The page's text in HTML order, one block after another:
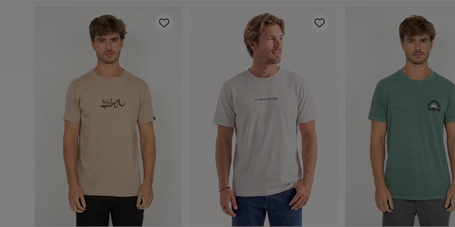
P GG
Adicionar ao carrinho
GG
Adicionar ao carrinho
GG
Adicionar ao